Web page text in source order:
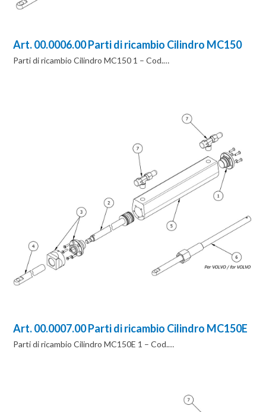
Art. 00.0006.00 Parti di ricambio Cilindro MC150
Parti di ricambio Cilindro MC150 1 – Cod.…
Art. 00.0007.00 Parti di ricambio Cilindro MC150E
Parti di ricambio Cilindro MC150E 1 – Cod.…